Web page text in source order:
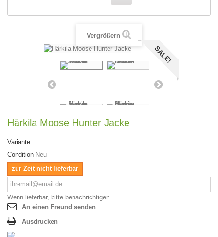
SALE!
Vergrößern
Härkila Moose Hunter Jacke
Variante
Condition Neu
zur Zeit nicht lieferbar
Wenn lieferbar, bitte benachrichtigen
An einen Freund senden
Ausdrucken